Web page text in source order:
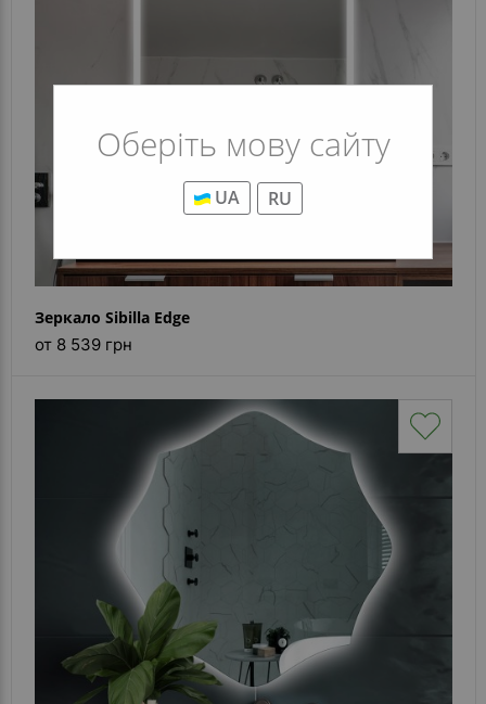
Оберіть мову сайту
UA RU
Зеркало Sibilla Edge
от 8 539 грн